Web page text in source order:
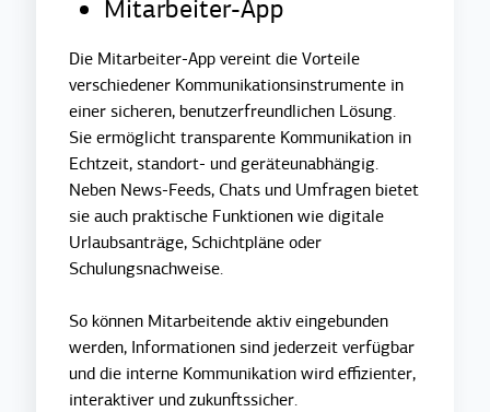
Mitarbeiter-App
Die Mitarbeiter-App vereint die Vorteile
verschiedener Kommunikationsinstrumente in
einer sicheren, benutzerfreundlichen Lösung.
Sie ermöglicht transparente Kommunikation in
Echtzeit, standort- und geräteunabhängig.
Neben News-Feeds, Chats und Umfragen bietet
sie auch praktische Funktionen wie digitale
Urlaubsanträge, Schichtpläne oder
Schulungsnachweise.
So können Mitarbeitende aktiv eingebunden
werden, Informationen sind jederzeit verfügbar
und die interne Kommunikation wird effizienter,
interaktiver und zukunftssicher.